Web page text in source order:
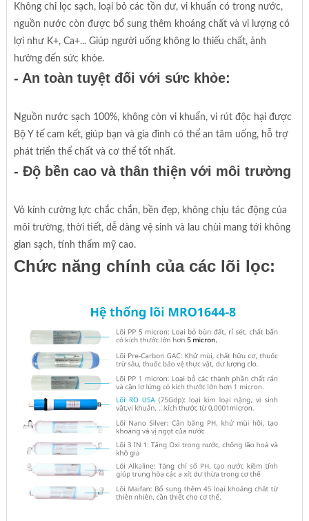
Không chỉ lọc sạch, loại bỏ các tồn dư, vi khuẩn có trong nước,
nguồn nước còn được bổ sung thêm khoáng chất và vi lượng có
lợi như K+, Ca+... Giúp người uống không lo thiếu chất, ảnh
hưởng đến sức khỏe.
- An toàn tuyệt đối với sức khỏe:
Nguồn nước sạch 100%, không còn vi khuẩn, vi rút độc hại được
Bộ Y tế cam kết, giúp bạn và gia đình có thể an tâm uống, hỗ trợ
phát triển thể chất và cơ thể tốt nhất.
- Độ bền cao và thân thiện với môi trường
Vỏ kính cường lực chắc chắn, bền đẹp, không chịu tác động của
môi trường, thời tiết, dễ dàng vệ sinh và lau chùi mang tới không
gian sạch, tính thẩm mỹ cao.
Chức năng chính của các lõi lọc: